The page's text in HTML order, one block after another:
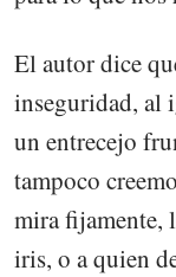
El autor dice
inseguridad, al
un entrecejo
tampoco
mira fijamente,
iris, o a quien